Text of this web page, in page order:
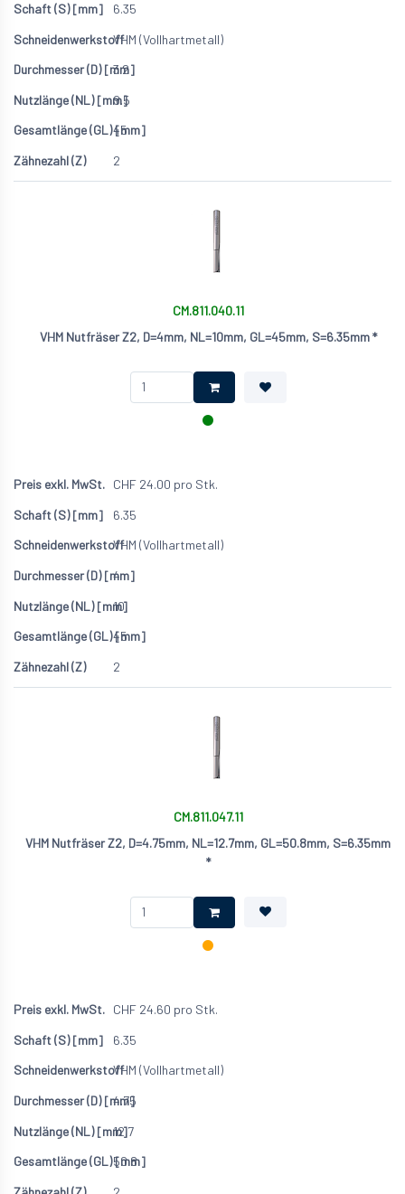
6.35
VHM (Vollhartmetall)
3.2
9.5
45
2
CM.811.040.11
VHM Nutfräser Z2, D=4mm, NL=10mm, GL=45mm, S=6.35mm *
CHF 24.00 pro Stk.
6.35
VHM (Vollhartmetall)
4
10
45
2
CM.811.047.11
VHM Nutfräser Z2, D=4.75mm, NL=12.7mm, GL=50.8mm, S=6.35mm
*
CHF 24.60 pro Stk.
6.35
VHM (Vollhartmetall)
4.75
12.7
50.8